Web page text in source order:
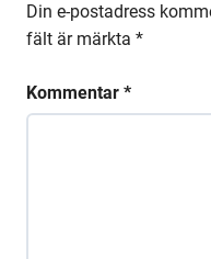
Din e-postadress
fält är märkta *
Kommentar *